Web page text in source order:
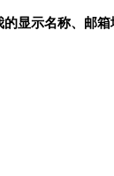
显示名称、邮